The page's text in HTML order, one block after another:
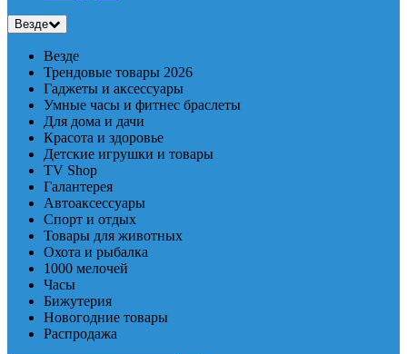
Везде
Везде
Трендовые товары 2026
Гаджеты и аксессуары
Умные часы и фитнес браслеты
Для дома и дачи
Красота и здоровье
Детские игрушки и товары
TV Shop
Галантерея
Автоаксессуары
Спорт и отдых
Товары для животных
Охота и рыбалка
1000 мелочей
Часы
Бижутерия
Новогодние товары
Распродажа